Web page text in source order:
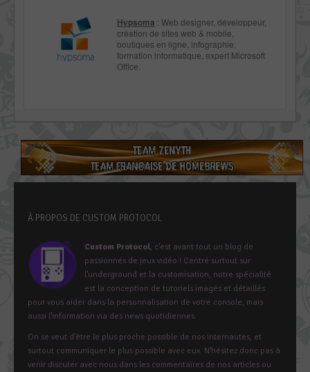
Hypsoma : Web designer, développeur,
création de sites web & mobile,
boutiques en ligne, infographie,
formation informatique, expert Microsoft
Office.
À PROPOS DE CUSTOM PROTOCOL
Custom Protocol, c’est avant tout un blog de
passionnés de jeux vidéo ! Centré surtout sur
l’underground et la customisation, notre spécialité
est la conception de tutoriels imagés et détaillés
pour vous aider dans la personnalisation de votre console, mais
aussi l’information via des news quotidiennes.
On se veut d’être le plus proche possible de nos internautes, et
surtout communiquer le plus possible avec eux. N’hésitez donc pas à
venir discuter avec nous dans les commentaires de nos articles ou